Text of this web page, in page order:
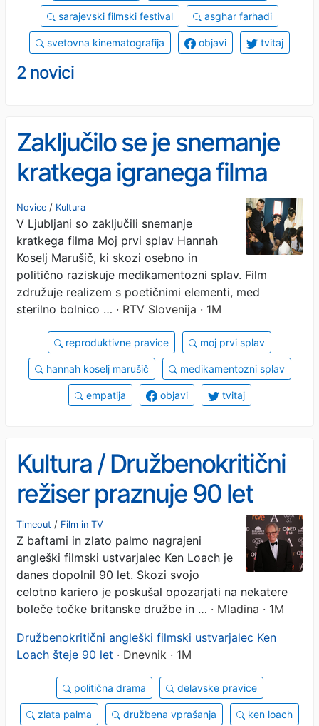
sarajevski filmski festival asghar farhadi
svetovna kinematografija objavi tvitaj
2 novici
Zaključilo se je snemanje
kratkega igranega filma
Moj prvi splav režiserke
Hannah Koselj Marušič
Novice / Kultura
V Ljubljani so zaključili snemanje
kratkega filma Moj prvi splav Hannah
Koselj Marušič, ki skozi osebno in
politično raziskuje medikamentozni splav. Film
združuje realizem s poetičnimi elementi, med
sterilno bolnico … · RTV Slovenija · 1M
reproduktivne pravice moj prvi splav
hannah koselj marušič medikamentozni splav
empatija objavi tvitaj
Kultura / Družbenokritični
režiser praznuje 90 let
Timeout / Film in TV
Z baftami in zlato palmo nagrajeni
angleški filmski ustvarjalec Ken Loach je
danes dopolnil 90 let. Skozi svojo
celotno kariero je poskušal opozarjati na nekatere
boleče točke britanske družbe in … · Mladina · 1M
Družbenokritični angleški filmski ustvarjalec Ken
Loach šteje 90 let · Dnevnik · 1M
politična drama delavske pravice
zlata palma družbena vprašanja ken loach